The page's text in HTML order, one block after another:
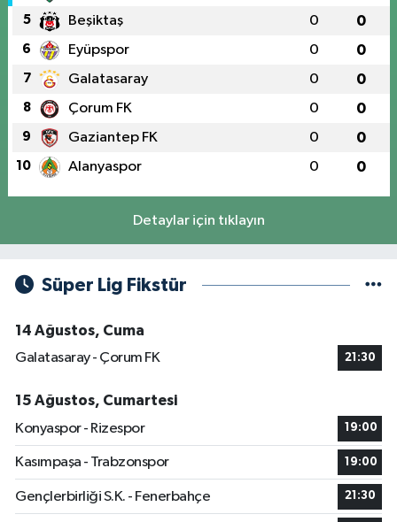
5 Beşiktaş 0 0
6 Eyüpspor 0 0
7 Galatasaray 0 0
8 Çorum FK 0 0
9 Gaziantep FK 0 0
10 Alanyaspor 0 0
Detaylar için tıklayın
Süper Lig Fikstür
14 Ağustos, Cuma
Galatasaray - Çorum FK
21:30
15 Ağustos, Cumartesi
Konyaspor - Rizespor
19:00
Kasımpaşa - Trabzonspor 19:00
Gençlerbirliği S.K. - Fenerbahçe 21:30